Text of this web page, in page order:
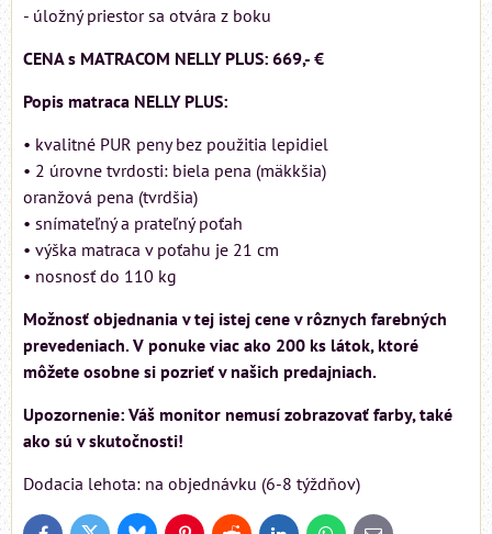
- úložný priestor sa otvára z boku
CENA s MATRACOM NELLY PLUS: 669,- €
Popis matraca NELLY PLUS:
• kvalitné PUR peny bez použitia lepidiel
• 2 úrovne tvrdosti: biela pena (mäkkšia)
oranžová pena (tvrdšia)
• snímateľný a prateľný poťah
• výška matraca v poťahu je 21 cm
• nosnosť do 110 kg
Možnosť objednania v tej istej cene v rôznych farebných
prevedeniach. V ponuke viac ako 200 ks látok, ktoré
môžete osobne si pozrieť v našich predajniach.
Upozornenie: Váš monitor nemusí zobrazovať farby, také
ako sú v skutočnosti!
Dodacia lehota: na objednávku (6-8 týždňov)